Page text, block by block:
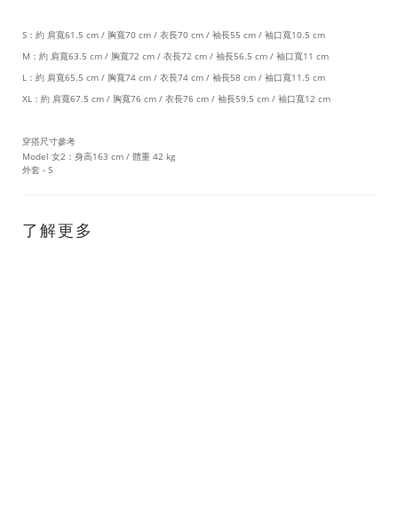
S：約 肩寬61.5 cm / 胸寬70 cm / 衣長70 cm / 袖長55 cm / 袖口寬10.5 cm
M：約 肩寬63.5 cm / 胸寬72 cm / 衣長72 cm / 袖長56.5 cm / 袖口寬11 cm
L：約 肩寬65.5 cm / 胸寬74 cm / 衣長74 cm / 袖長58 cm / 袖口寬11.5 cm
XL：約 肩寬67.5 cm / 胸寬76 cm / 衣長76 cm / 袖長59.5 cm / 袖口寬12 cm
穿搭尺寸參考
Model 女2： 身高163 cm / 體重 42 kg
外套 - S
了解更多